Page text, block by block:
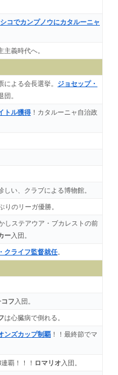
コでカンプノウにカタルーニャ
義時代へ。
よる会長選挙。 ジョセップ・
。
トル獲得 ！カタルーニャ自治政
い、クラブによる博物館。
りのリーガ優勝。
しステアウア・ブカレストの前
ー 入団。
クライフ監督就任
フ 入団。
は心臓病で倒れる。
ンズカップ制覇 ！！最終節でマ
覇！！！ ロマリオ 入団。